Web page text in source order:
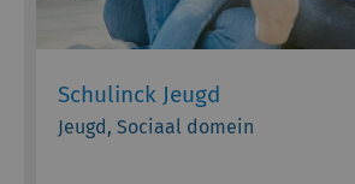
Schulinck Jeugd
Jeugd, Sociaal domein